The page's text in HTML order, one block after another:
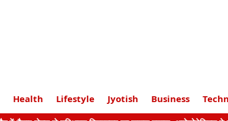
Health Lifestyle Jyotish Business